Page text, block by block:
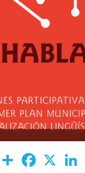
Share Facebook